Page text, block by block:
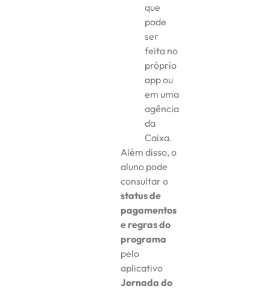
que
pode
ser
feita no
próprio
app ou
em uma
agência
da
Caixa.
Além disso, o
aluno pode
consultar o
status de
pagamentos
e regras do
programa
pelo
aplicativo
Jornada do